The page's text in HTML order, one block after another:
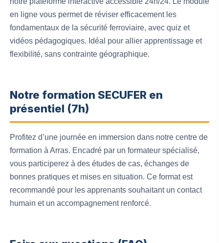
en ligne vous permet de réviser efficacement les
fondamentaux de la sécurité ferroviaire, avec quiz et
vidéos pédagogiques. Idéal pour allier apprentissage et
flexibilité, sans contrainte géographique.
Notre formation SECUFER en
présentiel (7h)
Profitez d’une journée en immersion dans notre centre de
formation à Arras. Encadré par un formateur spécialisé,
vous participerez à des études de cas, échanges de
bonnes pratiques et mises en situation. Ce format est
recommandé pour les apprenants souhaitant un contact
humain et un accompagnement renforcé.